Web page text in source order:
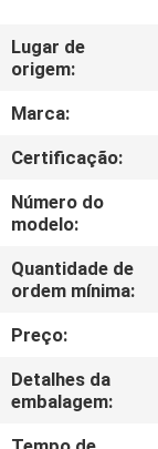
SOBRE
NÓS
VISITA
À
FÁBRICA
CONTROLE
DE
QUALIDADE
Lugar de
origem:
Marca:
Certificação:
Número do
modelo:
Quantidade de
ordem mínima:
Preço:
Detalhes da
embalagem: